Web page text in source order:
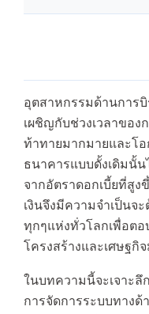
อุตสาหกรรมด้านการบิ
เผชิญกับช่วงเวลาของ
ท้าทายมากมายและโอ
ธนาคารแบบดั้งเดิมนั้น
จากอัตราดอกเบี้ยที่สูง
เงินจึงมีความจำเป็นจ
ทุกๆแห่งทั่วโลกเพื่อต
โครงสร้างและเศษฐ
ในบทความนี้จะเจาะลึ
การจัดการระบบทางด้